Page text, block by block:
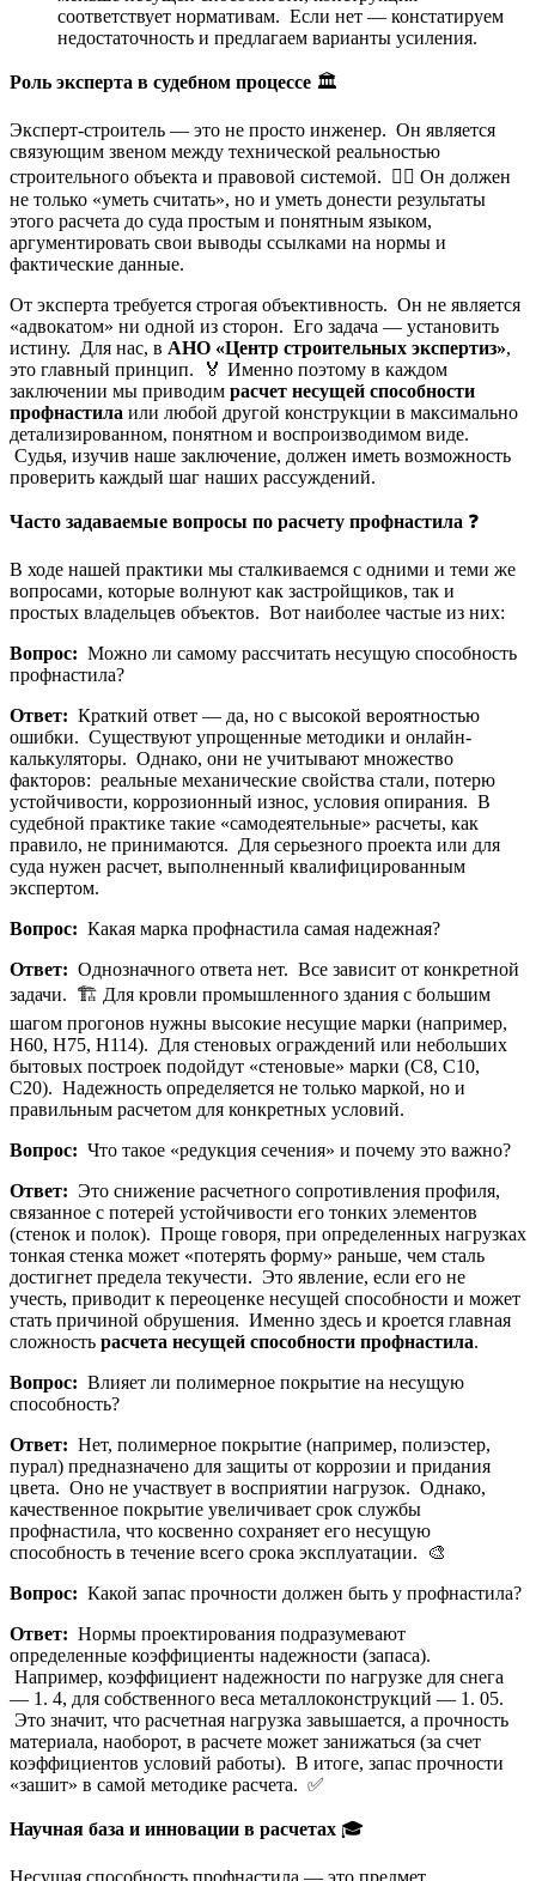
соответствует нормативам. Если нет — констатируем
недостаточность и предлагаем варианты усиления.
Роль эксперта в судебном процессе 🏛️
Эксперт-строитель — это не просто инженер. Он является
связующим звеном между технической реальностью
строительного объекта и правовой системой. 🧑‍⚖️ Он должен
не только «уметь считать», но и уметь донести результаты
этого расчета до суда простым и понятным языком,
аргументировать свои выводы ссылками на нормы и
фактические данные.
От эксперта требуется строгая объективность. Он не является
«адвокатом» ни одной из сторон. Его задача — установить
истину. Для нас, в АНО «Центр строительных экспертиз»,
это главный принцип. 🏅 Именно поэтому в каждом
заключении мы приводим расчет несущей способности
профнастила или любой другой конструкции в максимально
детализированном, понятном и воспроизводимом виде.
Судья, изучив наше заключение, должен иметь возможность
проверить каждый шаг наших рассуждений.
Часто задаваемые вопросы по расчету профнастила ❓
В ходе нашей практики мы сталкиваемся с одними и теми же
вопросами, которые волнуют как застройщиков, так и
простых владельцев объектов. Вот наиболее частые из них:
Вопрос: Можно ли самому рассчитать несущую способность
профнастила?
Ответ: Краткий ответ — да, но с высокой вероятностью
ошибки. Существуют упрощенные методики и онлайн-
калькуляторы. Однако, они не учитывают множество
факторов: реальные механические свойства стали, потерю
устойчивости, коррозионный износ, условия опирания. В
судебной практике такие «самодеятельные» расчеты, как
правило, не принимаются. Для серьезного проекта или для
суда нужен расчет, выполненный квалифицированным
экспертом.
Вопрос: Какая марка профнастила самая надежная?
Ответ: Однозначного ответа нет. Все зависит от конкретной
задачи. 🏗️ Для кровли промышленного здания с большим
шагом прогонов нужны высокие несущие марки (например,
Н60, Н75, Н114). Для стеновых ограждений или небольших
бытовых построек подойдут «стеновые» марки (С8, С10,
С20). Надежность определяется не только маркой, но и
правильным расчетом для конкретных условий.
Вопрос: Что такое «редукция сечения» и почему это важно?
Ответ: Это снижение расчетного сопротивления профиля,
связанное с потерей устойчивости его тонких элементов
(стенок и полок). Проще говоря, при определенных нагрузках
тонкая стенка может «потерять форму» раньше, чем сталь
достигнет предела текучести. Это явление, если его не
учесть, приводит к переоценке несущей способности и может
стать причиной обрушения. Именно здесь и кроется главная
сложность расчета несущей способности профнастила.
Вопрос: Влияет ли полимерное покрытие на несущую
способность?
Ответ: Нет, полимерное покрытие (например, полиэстер,
пурал) предназначено для защиты от коррозии и придания
цвета. Оно не участвует в восприятии нагрузок. Однако,
качественное покрытие увеличивает срок службы
профнастила, что косвенно сохраняет его несущую
способность в течение всего срока эксплуатации. 🎨
Вопрос: Какой запас прочности должен быть у профнастила?
Ответ: Нормы проектирования подразумевают
определенные коэффициенты надежности (запаса).
Например, коэффициент надежности по нагрузке для снега
— 1. 4, для собственного веса металлоконструкций — 1. 05.
Это значит, что расчетная нагрузка завышается, а прочность
материала, наоборот, в расчете может занижаться (за счет
коэффициентов условий работы). В итоге, запас прочности
«зашит» в самой методике расчета. ✅
Научная база и инновации в расчетах 🎓
Несущая способность профнастила — это предмет